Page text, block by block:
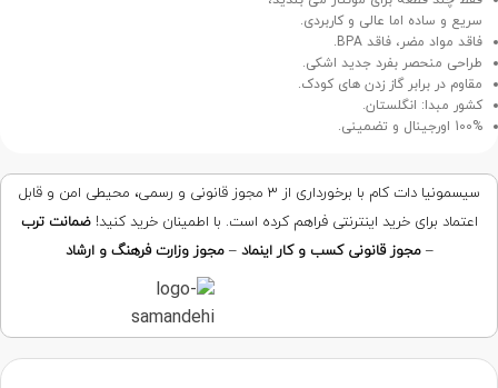
سریع و ساده اما عالی و کاربردی.
فاقد مواد مضر، فاقد BPA.
طراحی منحصر بفرد جدید اشکی.
مقاوم در برابر گاز زدن های کودک.
کشور مبدا: انگلستان.
100% اورجینال و تضمینی.
سیسمونیا دات کام با برخورداری از ۳ مجوز قانونی و رسمی، محیطی امن و قابل
اعتماد برای خرید اینترنتی فراهم کرده است. با اطمینان خرید کنید!ضمانت ترب
–مجوز قانونی کسب و کار اینماد –مجوز وزارت فرهنگ و ارشاد